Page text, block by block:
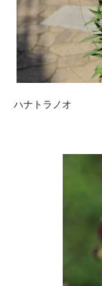
ハナトラノオ